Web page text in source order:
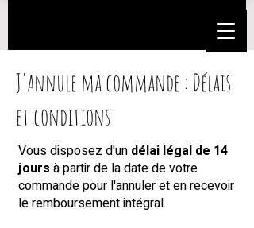
J'annule ma commande : Délais
et conditions
Vous disposez d'un délai légal de 14
jours à partir de la date de votre
commande pour l'annuler et en recevoir
le remboursement intégral.